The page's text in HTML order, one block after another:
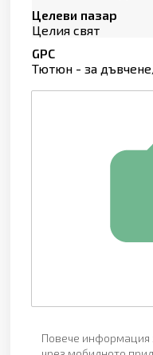
Целеви пазар
Целия свят
GPC
Тютюн - за
Повече информация